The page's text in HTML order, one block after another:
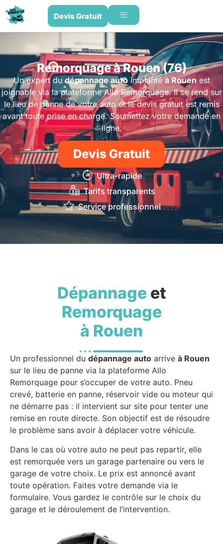
Devis Gratuit
Remorquage à Rouen (76)
Un expert dudépannage autoimplanté à Rouenest
joignable via la plateforme Allo Remorquage. Il se rend sur
le lieu de panne de votre auto et le devis gratuit est remis
avant toute prise en charge. Soumettez votre demande en
ligne.
Devis Gratuit
Ultra-rapide
Tarifs transparents
Service professionnel
Dépannageet
Remorquage
à Rouen
Un professionnel du dépannage auto arrive à Rouen
sur le lieu de panne via la plateforme Allo
Remorquage pour s’occuper de votre auto. Pneu
crevé, batterie en panne, réservoir vide ou moteur qui
ne démarre pas : il intervient sur site pour tenter une
remise en route directe. Son objectif est de résoudre
le problème sans avoir à déplacer votre véhicule.
Dans le cas où votre auto ne peut pas repartir, elle
est remorquée vers un garage partenaire ou vers le
garage de votre choix. Le prix est annoncé avant
toute opération. Faites votre demande via le
formulaire. Vous gardez le contrôle sur le choix du
garage et le déroulement de l’intervention.